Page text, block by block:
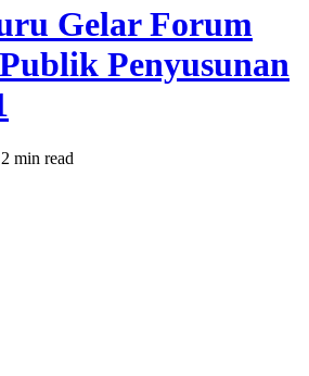
Gelar Forum
Penyusunan
min read